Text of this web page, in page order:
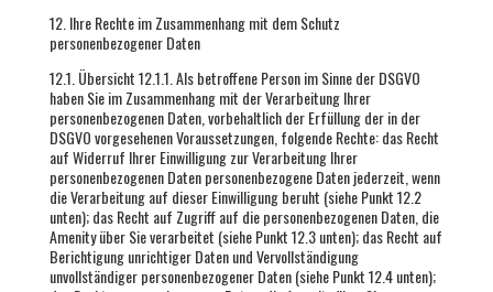
12. Ihre Rechte im Zusammenhang mit dem Schutz
personenbezogener Daten
12.1. Übersicht 12.1.1. Als betroffene Person im Sinne der DSGVO haben Sie im Zusammenhang mit der Verarbeitung Ihrer personenbezogenen Daten, vorbehaltlich der Erfüllung der in der DSGVO vorgesehenen Voraussetzungen, folgende Rechte: das Recht auf Widerruf Ihrer Einwilligung zur Verarbeitung Ihrer personenbezogenen Daten personenbezogene Daten jederzeit, wenn die Verarbeitung auf dieser Einwilligung beruht (siehe Punkt 12.2 unten); das Recht auf Zugriff auf die personenbezogenen Daten, die Amenity über Sie verarbeitet (siehe Punkt 12.3 unten); das Recht auf Berichtigung unrichtiger Daten und Vervollständigung unvollständiger personenbezogener Daten (siehe Punkt 12.4 unten); das Recht, personenbezogene Daten, die Amenity über Sie verarbeitet, zu löschen (siehe Punkt 12.5 unten); das Recht, die Verarbeitung Ihrer personenbezogenen Daten einzuschränken (siehe Punkt 12.6 unten); das Recht auf Übertragbarkeit Ihrer personenbezogenen Daten (siehe Punkt 12.7 unten); das Recht, der Verarbeitung Ihrer personenbezogenen Daten zu widersprechen (siehe Punkt 12.8 unten); das Recht, der Verarbeitung Ihrer personenbezogenen Daten für Direktmarketingzwecke zu widersprechen (siehe Punkt 12.9 unten); und das Recht, eine Beschwerde über die Verarbeitung Ihrer personenbezogenen Daten bei einer Aufsichtsbehörde einzureichen (siehe Punkt 13.10 unten). 12.2. Recht auf Widerruf einer erteilten Einwilligung 12.2.1. Gemäß Art. 7 Abs. 3 DSGVO können Sie Ihre Einwilligung zur Verarbeitung personenbezogener Daten, die Sie Amenity erteilt haben und auf deren Grundlage Amenity Ihre personenbezogenen Daten verarbeitet, jederzeit widerrufen. 12.2.2. Sie können Ihre Einwilligung auf beliebige Weise widerrufen, vorzugsweise per Post oder E-Mail an Amenity als Administrator der personenbezogenen Daten unter den unten in Punkt 13 aufgeführten Kontaktdaten. 12.2.3. Der Widerruf der Einwilligung zur Verarbeitung personenbezogener Daten hat keinen Einfluss auf die Rechtmäßigkeit der Verarbeitung personenbezogener Daten vor dem Widerruf. 12.3. Recht auf Zugriff auf personenbezogene Daten 12.3.1. Gemäß Artikel 15 der DSGVO haben Sie das Recht, von Amenity als Verantwortlichem für personenbezogene Daten eine Bestätigung darüber zu verlangen, ob Ihre personenbezogenen Daten verarbeitet werden. 12.3.2. Wenn Amenity Ihre personenbezogenen Daten verarbeitet, haben Sie das Recht, Zugriff auf diese personenbezogenen Daten sowie auf Informationen zu erhalten: über die Zwecke, für die Ihre personenbezogenen Daten verarbeitet werden; über die Kategorien Ihrer personenbezogenen Daten, die verarbeitet werden; über Empfänger bzw. Kategorien von Empfängern, gegenüber denen Ihre personenbezogenen Daten offengelegt wurden oder noch offengelegt werden; über die geplante Dauer der Speicherung Ihrer personenbezogenen Daten oder, falls eine konkrete Festlegung nicht möglich ist, über die Kriterien für die Festlegung dieser Dauer; darüber, dass Sie das Recht haben, die Berichtigung, Löschung und/oder Einschränkung der Verarbeitung Ihrer personenbezogenen Daten zu verlangen, sowie das Recht, dieser Verarbeitung zu widersprechen; über das Recht, eine Beschwerde über die Verarbeitung personenbezogener Daten bei der Aufsichtsbehörde einzureichen; über Quellen personenbezogener Daten, sofern Amenity diese nicht von Ihnen erhalten hat; darüber, ob eine automatisierte Entscheidungsfindung einschließlich Profiling stattfindet, und wenn ja, dann auch Informationen über das eingesetzte Verfahren sowie die Bedeutung und die voraussichtlichen Folgen, die eine solche Verarbeitung für Sie haben kann. 12.3.3. Sollte Amenity Ihre personenbezogenen Daten an ein Drittland oder eine internationale Organisation übermitteln, haben Sie das Recht, über die geeigneten Garantien gemäß Artikel 46 DSGVO unterrichtet zu werden, die für diese Übermittlungen gelten Es fallen Steuern an. 12.4 Recht auf Berichtigung 12.4.1. Gemäß Art. 16 DSGVO haben Sie das Recht auf Berichtigung unrichtiger, bzw Vervollständigung unvollständiger personenbezogener Daten, die Amenity über Sie verarbeitet, unverzüglich, wenn Unrichtigkeit vorliegt, oder Kenntnis von der Unvollständigkeit der verarbeiteten personenbezogenen Daten erlangt. 12.5 Recht auf Löschung 12.5.1. Gemäß Art. 17 Abs. 1 DSGVO haben Sie das Recht, dass Amenity als Verantwortlicher Ihrer personenbezogenen Daten diese personenbezogenen Daten unverzüglich löscht, sofern einer der folgenden Gründe vorliegt: Die verarbeiteten personenbezogenen Daten werden nicht mehr verarbeitet für die Zwecke erforderlich, für die sie erhoben oder auf sonstige Weise verarbeitet wurden; Sie widerrufen Ihre Einwilligung, auf deren Grundlage Ihre personenbezogenen Daten verarbeitet wurden, und es liegt kein anderer Rechtsgrund für deren Verarbeitung vor; Sie legen gemäß Artikel 21 Absatz 1 oder 2 DSGVO Widerspruch gegen die Verarbeitung Ihrer personenbezogenen Daten ein und im Falle eines Widerspruchs gemäß Artikel 21 Absatz 1 DSGVO liegen keine Gründe vor, die Amenity zur weiteren Verarbeitung Ihrer personenbezogenen Daten berechtigen persönliche Daten; personenbezogene Daten wurden unrechtmäßig verarbeitet; Personenbezogene Daten müssen von Amenity gelöscht werden, um einer entsprechenden gesetzlichen Verpflichtung nachzukommen. und/oder personenbezogene Daten wurden im Zusammenhang mit der Bereitstellung von Diensten der Informationsgesellschaft gemäß Art. 8 Abs. 1 DSGVO erhoben. 12.5.2. Wenn Amenity Ihre personenbezogenen Daten offengelegt hat und nun zur Löschung dieser personenbezogenen Daten verpflichtet ist, ergreift Amenity unter Berücksichtigung der verfügbaren Technologie und der Implementierungskosten angemessene Maßnahmen, um sicherzustellen, dass Dritte, die diese personenbezogenen Daten verarbeiten, darüber informiert werden, dass Sie dies wünschen alle Verweise auf diese personenbezogenen Daten, deren Kopien oder Replikate zu löschen. 12.6. Recht auf Einschränkung der Verarbeitung 12.6.1. Gemäß Artikel 18 der DSGVO haben Sie das Recht, von Amenity eine Einschränkung der Verarbeitung Ihrer personenbezogenen Daten zu verlangen, wenn einer der folgenden Fälle eintritt: Sie bestreiten die Richtigkeit der verarbeiteten personenbezogenen Daten; die Verarbeitung Ihrer personenbezogenen Daten rechtswidrig ist und Sie statt der Löschung Ihrer personenbezogenen Daten die Einschränkung ihrer Nutzung verlangen; Amenity benötigt als Administrator Ihrer personenbezogenen Daten diese Daten nicht länger für die Zwecke der Verarbeitung, Sie benötigen sie jedoch zur Feststellung, Ausübung oder Verteidigung von Rechtsansprüchen; oder Sie haben der Verarbeitung Ihrer personenbezogenen Daten gemäß Artikel 21 Absatz 1 der DSGVO widersprochen und es wurde noch nicht überprüft, ob die berechtigten Gründe von Amenity als Verantwortlicher für personenbezogene Daten die berechtigten Gründe gegen die Verarbeitung Ihrer personenbezogenen Daten überwiegen persönliche Daten. 12.7. Recht auf Portabilität 12.7.1. Gemäß Art. 20 DSGVO haben Sie das Recht, die personenbezogenen Daten, die Amenity über Sie verarbeitet und die Sie selbst zur Verarbeitung bereitgestellt haben, in einem strukturierten, gängigen und maschinenlesbaren Format zu erhalten sowie das Recht, diese Daten einem anderen Verantwortlichen zu übermitteln. Dieses Recht haben Sie nur, wenn: die Verarbeitung Ihrer personenbezogenen Daten auf Ihrer Einwilligung zu deren Verarbeitung beruht; und die Verarbeitung Ihrer personenbezogenen Daten erfolgt automatisiert. 12.8. Allgemeines Widerspruchsrecht gegen die Verarbeitung 12.8.1. Sie haben gemäß Art. 21 Abs. 1 DSGVO das Recht, aus Gründen, die sich aus Ihrer besonderen Situation ergeben, Widerspruch gegen die Verarbeitung Ihrer personenbezogenen Daten einzulegen. 12.8.2. Das Widerspruchsrecht gegen die Verarbeitung Ihrer personenbezogenen Daten gilt für die Verarbeitung Ihrer personenbezogenen Daten, die Amenity zur Wahrung seiner berechtigten Interessen, d. h. auf Grundlage von Artikel 6 Absatz 1 Buchstabe, durchführt f) DSGVO. Dabei handelt es sich um die Verarbeitung Ihrer personenbezogenen Daten zum: Schutz der Website von Amenity in Form der Verarbeitung von Protokolldateien (siehe Punkt 1 oben); Feedback zu einem Kauf im E-Shop finden (siehe Punkt 2.5 oben); Bearbeitung Ihrer Beschwerden (siehe Punkt 3 oben); Geltendmachung von Ansprüchen von Amenity gegenüber Geschäftspartnern (siehe oben Punkt 6); Schutz der Ansprüche von Amenity bei der Bearbeitung von Ansprüchen (siehe Punkt 7 oben); Kommunikation mit Medienvertretern (siehe Punkt 8 oben); Analyse des Nutzerverhaltens auf Websites (siehe oben Punkt 9) und Kommunikation mit der Öffentlichkeit über soziale Netzwerke (siehe oben Punkt 10). 12.8.3. Amenity wird Ihre personenbezogenen Daten nach Eingang Ihres Widerspruchs nicht weiter verarbeiten, es sei denn, es liegen berechtigte Gründe vor, die die Interessen, Rechte oder Freiheiten überwiegen, die Ihren Widerspruch rechtfertigen, oder Amenity verarbeitet Ihre personenbezogenen Daten zur Feststellung, Ausübung oder Verteidigung von Rechtsansprüchen. 12.8.4. Sie können Ihre Einwände gegenüber Amenity in beliebiger Form äußern, vorzugsweise jedoch per E-Mail an die E-Mail-Adresse: eshop@amenit.cz. 12.9. Widerspruchsrecht gegen Direktmarketing 12.9.1. Gemäß Art. 21 Abs. 2 DSGVO haben Sie das Recht, jederzeit Widerspruch gegen die Verarbeitung personenbezogener Daten zum Zwecke der Direktwerbung, u.a. gegen Werbung, einzulegen. Profilierung. 12.9.2. Einwände gegen die Verarbeitung Ihrer personenbezogenen Daten im Zusammenhang mit Direktmarketing können Sie bei Amenity auf jede Art und Weise erheben, vorzugsweise jedoch an die E-Mail-Adresse eshop@amenity.cz 12.9.3. Nach Zustellung Ihres Widerspruchs wird Amenity keine weiteren Schritte unternehmen unsere personenbezogenen Daten für Direktmarketingzwecke, inkl. Profilierung, Prozess. 12.10. Das Recht, eine Beschwerde bei der Aufsichtsbehörde einzureichen 12.10.1. Als betroffene Person haben Sie das Recht, bei einer Aufsichtsbehör